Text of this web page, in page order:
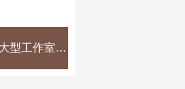
欣悦个人电脑转让·个人大型工作室高端游戏设计笔记本电脑低价转让